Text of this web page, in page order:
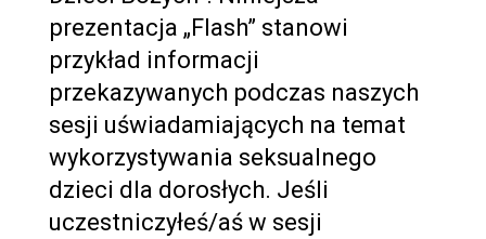
prezentacja „Flash” stanowi
przykład informacji
przekazywanych podczas naszych
sesji uświadamiających na temat
wykorzystywania seksualnego
dzieci dla dorosłych. Jeśli
uczestniczyłeś/aś w sesji